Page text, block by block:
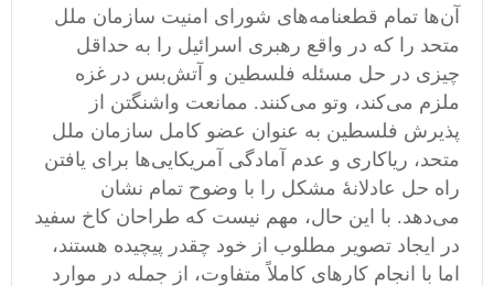
آن‌ها تمام قطعنامه‌های شورای امنیت سازمان ملل
متحد را که در واقع رهبری اسرائیل را به حداقل
چیزی در حل مسئله فلسطین و آتش‌بس در غزه
ملزم می‌کند، وتو می‌کنند. ممانعت واشنگتن از
پذیرش فلسطین به عنوان عضو کامل سازمان ملل
متحد، ریاکاری و عدم آمادگی آمریکایی‌ها برای یافتن
راه حل عادلانۀ مشکل را با وضوح تمام نشان‌
می‌دهد. با این حال، مهم نیست که طراحان کاخ سفید
در ایجاد تصویر مطلوب از خود چقدر پیچیده هستند،
اما با انجام کارهای کاملاً متفاوت، از جمله در موارد